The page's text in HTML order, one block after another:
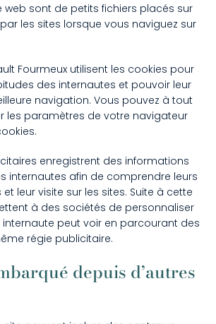
web sont de petits fichiers placés sur
les sites lorsque vous naviguez sur
Fourmeux utilisent les cookies pour
des internautes et pouvoir leur
navigation. Vous pouvez à tout
les paramètres de votre navigateur
enregistrent des informations
internautes afin de comprendre leurs
et leur visite sur les sites. Suite à cette
à des sociétés de personnaliser
internaute peut voir en parcourant des
régie publicitaire.
depuis d’autres